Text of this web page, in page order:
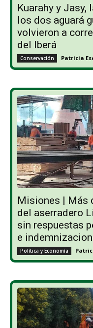
Kuarahy y
los dos aguará
volvieron a
del Iberá
Conservación Patricia
Misiones | Más
del aserradero
sin respuestas
e
Política y Economía